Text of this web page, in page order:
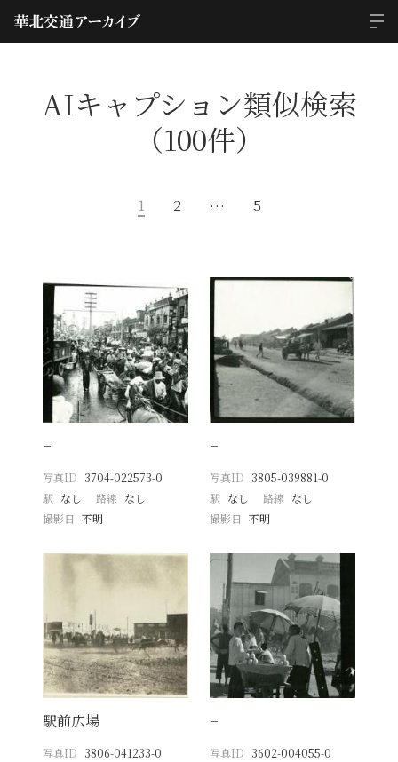
AIキャプション類似検索
（100件）
1 2 … 5
−
写真ID 3704-022573-0
駅 なし 路線 なし
撮影日
不明
−
写真ID 3805-039881-0
駅 なし 路線 なし
撮影日 不明
駅前広場
写真ID 3806-041233-0
−
写真ID 3602-004055-0